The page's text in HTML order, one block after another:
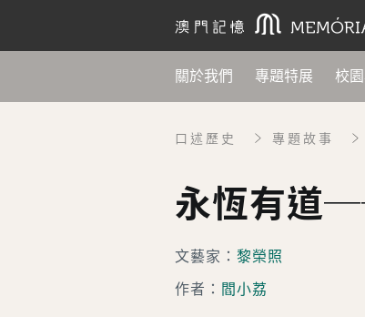
關於我們 專題特展 校
口述歷史 專題故事
永恆有道
文藝家： 黎榮照
作者： 閻小荔